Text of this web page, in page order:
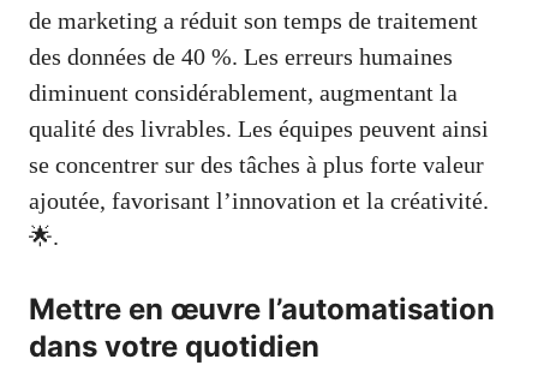
de marketing a réduit son temps de traitement
des données de 40 %. Les erreurs humaines
diminuent considérablement, augmentant la
qualité des livrables. Les équipes peuvent ainsi
se concentrer sur des tâches à plus forte valeur
ajoutée, favorisant l’innovation et la créativité.
🌟.
Mettre en œuvre l’automatisation
dans votre quotidien